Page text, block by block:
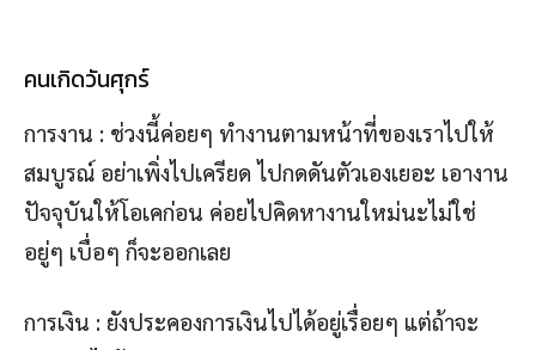
คนเกิดวันศุกร์
การงาน : ช่วงนี้ค่อยๆ ทำงานตามหน้าที่ของเราไปให้
สมบูรณ์ อย่าเพิ่งไปเครียด ไปกดดันตัวเองเยอะ เอางาน
ปัจจุบันให้โอเคก่อน ค่อยไปคิดหางานใหม่นะไม่ใช่
อยู่ๆ เบื่อๆ ก็จะออกเลย
การเงิน : ยังประคองการเงินไปได้อยู่เรื่อยๆ แต่ถ้าจะ